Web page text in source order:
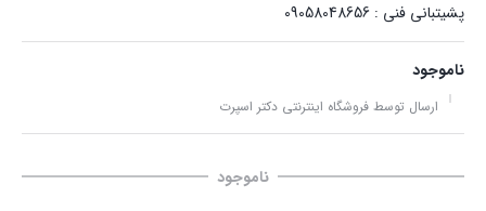
پشیتبانی فنی : 09058048656
ناموجود
ارسال توسط فروشگاه اینترنتی دکتر اسپرت
ناموجود